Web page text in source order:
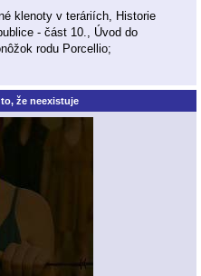
klenoty v teráriích, Historie
- část 10., Úvod do
rodu Porcellio;
že neexistuje